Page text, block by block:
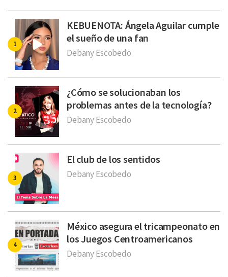
KEBUENOTA: Ángela Aguilar cumple
el sueño de una fan
Debany Escobedo
¿Cómo se solucionaban los
problemas antes de la tecnología?
Debany Escobedo
El club de los sentidos
Debany Escobedo
México asegura el tricampeonato en
los Juegos Centroamericanos
Debany Escobedo